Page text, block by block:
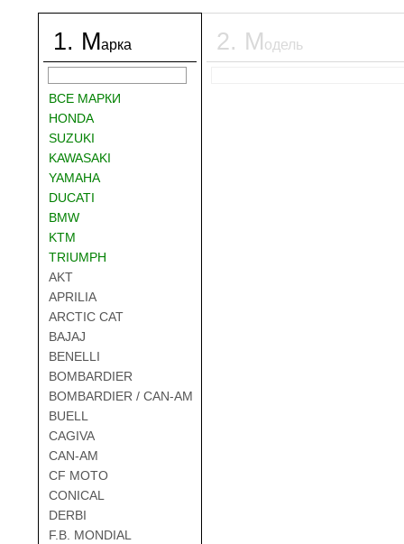
1. Марка
ВСЕ МАРКИ
HONDA
SUZUKI
KAWASAKI
YAMAHA
DUCATI
BMW
KTM
TRIUMPH
AKT
APRILIA
ARCTIC CAT
BAJAJ
BENELLI
BOMBARDIER
BOMBARDIER / CAN-AM
BUELL
CAGIVA
CAN-AM
CF MOTO
CONICAL
DERBI
F.B. MONDIAL
2. Модель